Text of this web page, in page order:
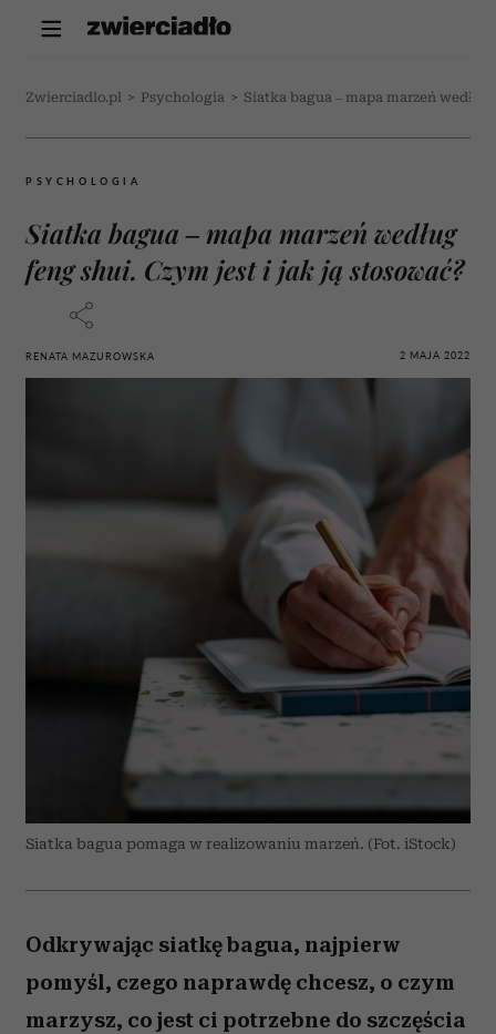
Zwierciadlo.pl > Psychologia > Siatka bagua – mapa marzeń
PSYCHOLOGIA
Siatka bagua – mapa marzeń według
feng shui. Czym jest i jak ją stosować?
RENATA MAZUROWSKA 2 MAJA 2022
Siatka bagua pomaga w realizowaniu marzeń. (Fot. iStock)
Odkrywając siatkę bagua, najpierw
pomyśl, czego naprawdę chcesz, o czym
marzysz, co jest ci potrzebne do szczęścia